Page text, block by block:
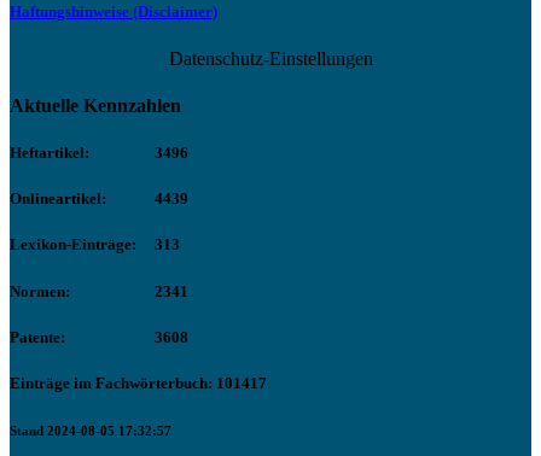
Haftungshinweise (Disclaimer)
Datenschutz-Einstellungen
Aktuelle Kennzahlen
Heftartikel: 3496
Onlineartikel: 4439
Lexikon-Einträge: 313
Normen: 2341
Patente: 3608
Einträge im Fachwörterbuch: 101417
Stand 2024-08-05 17:32:57